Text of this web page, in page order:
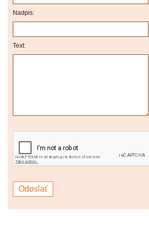
Nadpis:
Text: